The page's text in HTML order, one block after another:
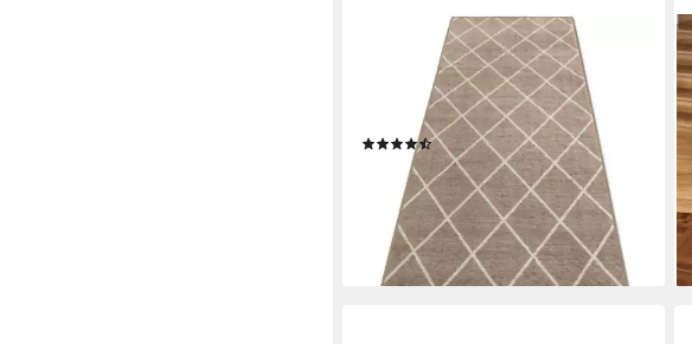
FLOORDIREKT
Läufer Cosenza, Teppichläufer
erhältlich in vielen Farben & Größen,
rechteckig
(147)
ab 13,99 € 38,99 €
lieferbar - in 4-5 Werktagen bei dir